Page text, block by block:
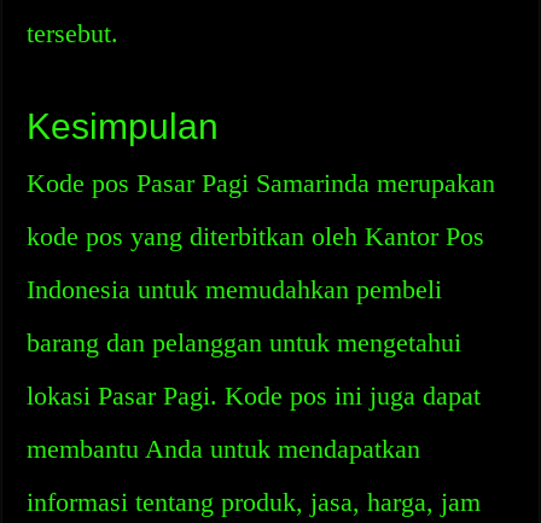
tersebut.
Kesimpulan
Kode pos Pasar Pagi Samarinda merupakan
kode pos yang diterbitkan oleh Kantor Pos
Indonesia untuk memudahkan pembeli
barang dan pelanggan untuk mengetahui
lokasi Pasar Pagi. Kode pos ini juga dapat
membantu Anda untuk mendapatkan
informasi tentang produk, jasa, harga, jam